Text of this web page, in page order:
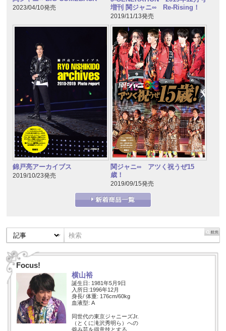
2023/04/10発売
増刊 関ジャニ∞ Re-Rising！
2019/11/13発売
錦戸亮アーカイブス
2019/10/23発売
関ジャニ∞ アツく祝うぜ15
歳！
2019/09/15発売
Focus!
横山裕
誕生日: 1981年5月9日
入所日:1996年12月
身長/ 体重: 176cm/60kg
血液型: A
同世代の東京ジャニーズJr.
（とくに滝沢秀明ら）への
僻み芸を得意技とする…